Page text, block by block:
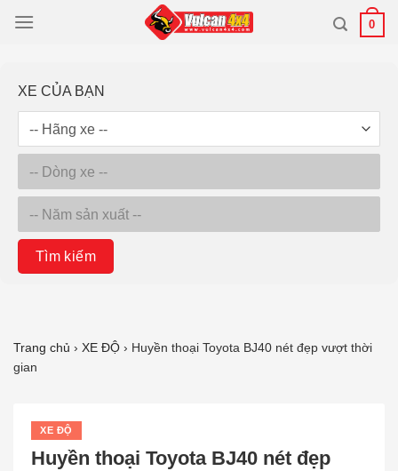
qua
0
XE CỦA BẠN
Tìm kiếm
Trang chủ › XE ĐỘ › Huyền thoại Toyota BJ40 nét đẹp vượt thời
gian
XE ĐỘ
Huyền thoại Toyota BJ40 nét đẹp